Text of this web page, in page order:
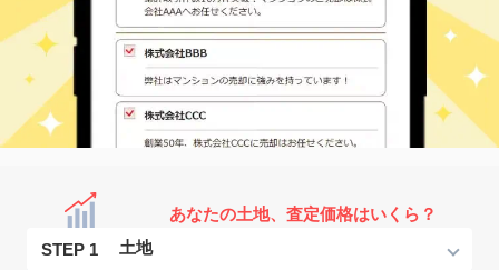
あなたの土地、査定価格はいくら？
STEP 1